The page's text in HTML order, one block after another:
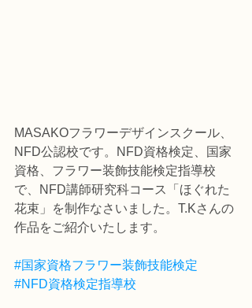
MASAKOフラワーデザインスクール、
NFD公認校です。NFD資格検定、国家
資格、フラワー装飾技能検定指導校
で、NFD講師研究科コース「ほぐれた
花束」を制作なさいました。T.Kさんの
作品をご紹介いたします。
#国家資格フラワー装飾技能検定
#NFD資格検定指導校